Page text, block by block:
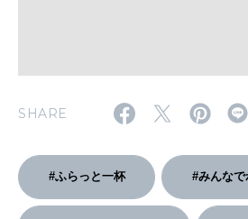
SHARE
#ふらっと一杯 #みんな